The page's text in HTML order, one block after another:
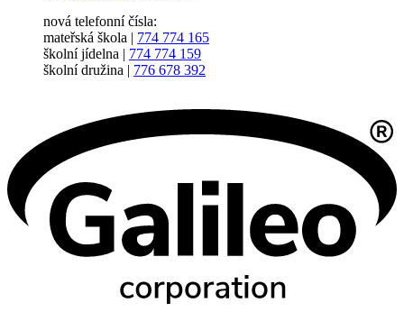
nová telefonní čísla:
mateřská škola | 774 774 165
školní jídelna | 774 774 159
školní družina | 776 678 392